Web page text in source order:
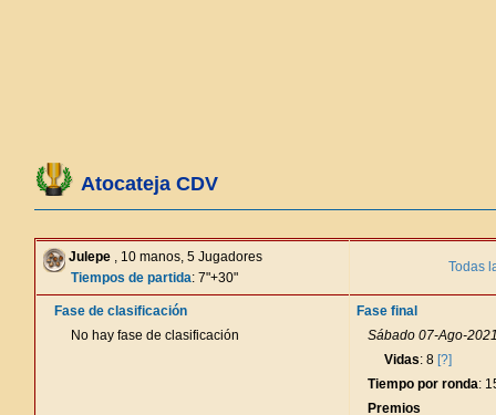
Atocateja CDV
Julepe , 10 manos, 5 Jugadores
Tiempos de partida: 7"+30"
Todas
Fase de clasificación
No hay fase de clasificación
Fase final
Sábado 07-Ago-
Vidas: 8 [?]
Tiempo por ronda:
Premios